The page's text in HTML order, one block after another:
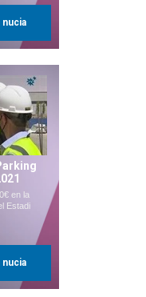
nucia
en la
Estadi
nucia